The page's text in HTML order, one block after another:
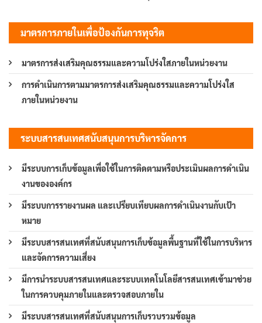
มาตรการภายในเพื่อป้องกันการทุจริต
มาตรการส่งเสริมคุณธรรมและความโปร่งใสภายในหน่วยงาน
การดำเนินการตามมาตรการส่งเสริมคุณธรรมและความโปร่งใส
ภายในหน่วยงาน
ระบบสารสนเทศสนับสนุนการบริหารจัดการ
มีระบบการเก็บข้อมูลเพื่อใช้ในการติดตามหรือประเมินผลการดำเนิน
งานขององค์กร
มีระบบการรายงานผล และเปรียบเทียบผลการดำเนินงานกับเป้า
หมาย
มีระบบสารสนเทศที่สนับสนุนการเก็บข้อมูลพื้นฐานที่ใช้ในการบริหาร
และจัดการความเสี่ยง
มีการนำระบบสารสนเทศและระบบเทคโนโลยีสารสนเทศเข้ามาช่วย
ในการควบคุมภายในและตรวจสอบภายใน
มีระบบสารสนเทศที่สนับสนุนการเก็บรวบรวมข้อมูล